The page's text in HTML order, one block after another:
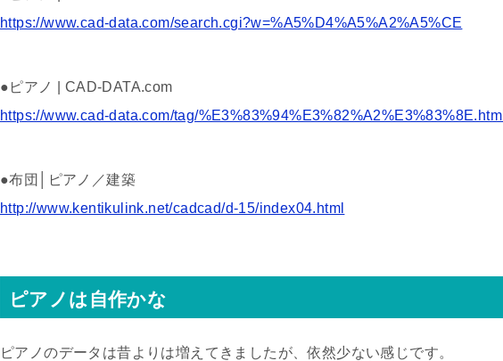
https://www.cad-data.com/search.cgi?w=%A5%D4%A5%A2%A5%CE
●ピアノ | CAD-DATA.com
https://www.cad-data.com/tag/%E3%83%94%E3%82%A2%E3%83%8E.html
●布団│ピアノ／建築
http://www.kentikulink.net/cadcad/d-15/index04.html
ピアノは自作かな
ピアノのデータは昔よりは増えてきましたが、依然少ない感じです。